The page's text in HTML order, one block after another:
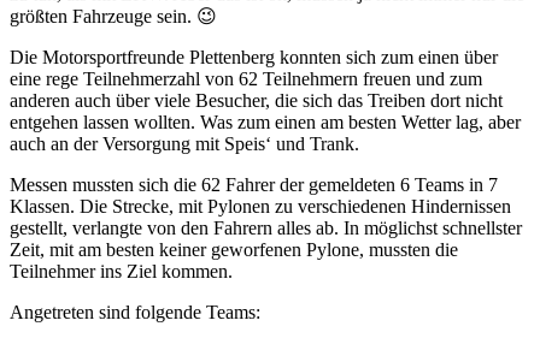
größten Fahrzeuge sein. 😉
Die Motorsportfreunde Plettenberg konnten sich zum einen über
eine rege Teilnehmerzahl von 62 Teilnehmern freuen und zum
anderen auch über viele Besucher, die sich das Treiben dort nicht
entgehen lassen wollten. Was zum einen am besten Wetter lag, aber
auch an der Versorgung mit Speis‘ und Trank.
Messen mussten sich die 62 Fahrer der gemeldeten 6 Teams in 7
Klassen. Die Strecke, mit Pylonen zu verschiedenen Hindernissen
gestellt, verlangte von den Fahrern alles ab. In möglichst schnellster
Zeit, mit am besten keiner geworfenen Pylone, mussten die
Teilnehmer ins Ziel kommen.
Angetreten sind folgende Teams: